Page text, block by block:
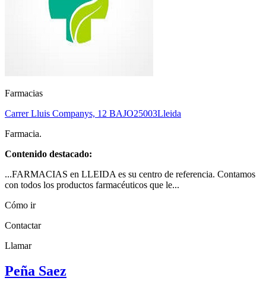
Farmacias
Carrer Lluis Companys, 12 BAJO25003Lleida
Farmacia.
Contenido destacado:
...FARMACIAS en LLEIDA es su centro de referencia. Contamos
con todos los productos farmacéuticos que le...
Cómo ir
Contactar
Llamar
Peña Saez